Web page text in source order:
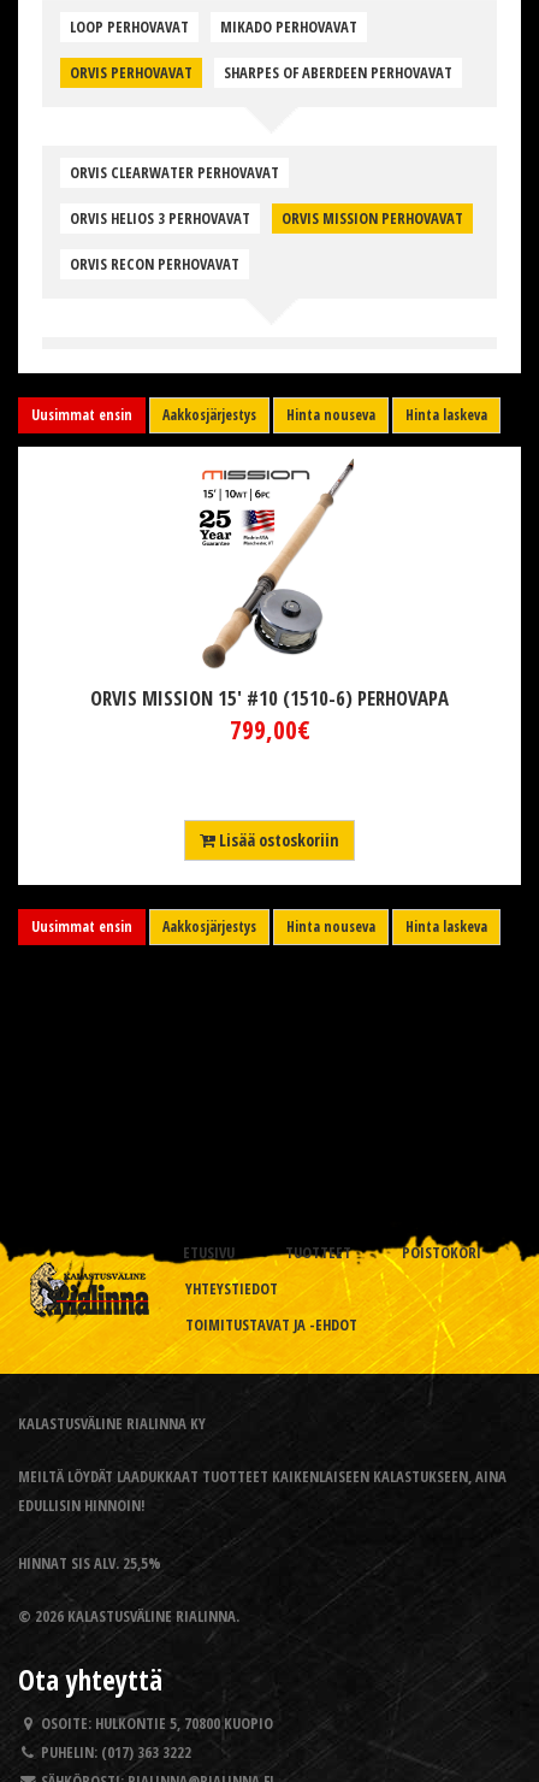
LOOP PERHOVAVAT MIKADO PERHOVAVAT
ORVIS PERHOVAVAT SHARPES OF ABERDEEN PERHOVAVAT
ORVIS CLEARWATER PERHOVAVAT
ORVIS HELIOS 3 PERHOVAVAT ORVIS MISSION PERHOVAVAT
ORVIS RECON PERHOVAVAT
Uusimmat ensin Aakkosjärjestys Hinta nouseva Hinta laskeva
ORVIS MISSION 15' #10 (1510-6) PERHOVAPA
799,00€
Lisää ostoskoriin
Uusimmat ensin Aakkosjärjestys Hinta nouseva Hinta laskeva
ETUSIVU TUOTTEET
POISTOKORI
YHTEYSTIEDOT
TOIMITUSTAVAT JA -EHDOT
KALASTUSVÄLINE RIALINNA KY
MEILTÄ LÖYDÄT LAADUKKAAT TUOTTEET KAIKENLAISEEN KALASTUKSEEN, AINA
EDULLISIN HINNOIN!
HINNAT SIS ALV. 25,5%
© 2026 KALASTUSVÄLINE RIALINNA.
Ota yhteyttä
OSOITE: HULKONTIE 5, 70800 KUOPIO
PUHELIN: (017) 363 3222